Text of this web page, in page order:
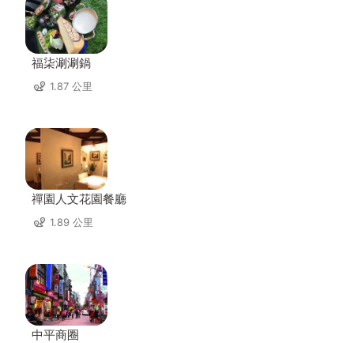
福柒涮涮鍋
1.87 公里
禪園人文花園餐廳
1.89 公里
中平商圈